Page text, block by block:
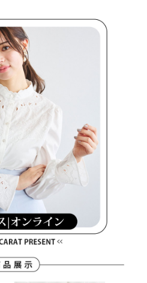
結：https://oppay.tw/userRule
support/home
供之「AFTEE先享後付」服務完成之交
人資料，並將交易相關給付款項請求債
以下網址：
代理人或監護人之同意方可使用
辦者引起之損失，本公司不負相關責
依據個別帳號之用戶狀況，依本公司即
額度不足之情形，本公司將視審查結果
人資訊註冊。若發現惡意使用之情形，
用戶之使用額度並採取法律行動。